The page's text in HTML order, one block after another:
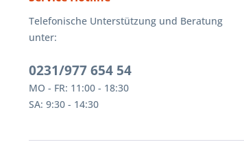
Telefonische Unterstützung und Beratung
unter:
0231/977 654 54
MO - FR: 11:00 - 18:30
SA: 9:30 - 14:30